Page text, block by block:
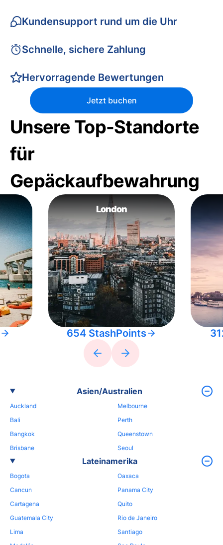
Kundensupport rund um die Uhr
Schnelle, sichere Zahlung
Hervorragende Bewertungen
Jetzt buchen
Unsere Top-Standorte
für
Gepäckaufbewahrung
London
654 StashPoints
Asien/Australien
Auckland
Bali
Bangkok
Brisbane
Melbourne
Perth
Queenstown
Seoul
Lateinamerika
Bogota
Cancun
Cartagena
Guatemala City
Lima
Oaxaca
Panama City
Quito
Rio de Janeiro
Santiago